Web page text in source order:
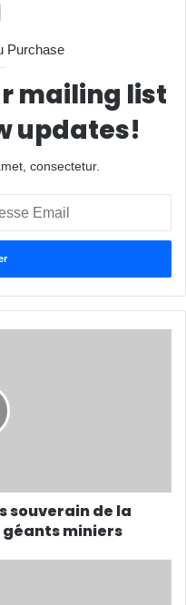
Purchase
mailing list
updates!
consectetur.
souverain de la
miniers